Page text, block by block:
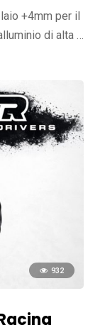
+4mm per il
di alta …
932